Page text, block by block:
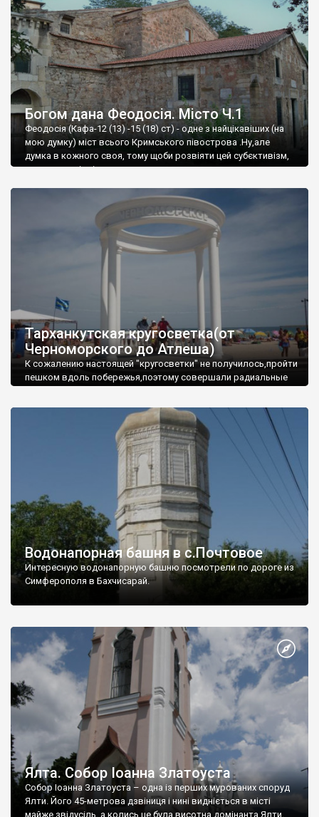
Богом дана Феодосія. Місто Ч.1
Феодосія (Кафа-12 (13) -15 (18) ст) - одне з найцікавіших (на
мою думку) міст всього Кримського півострова .Ну,але
думка в кожного своя, тому щоби розвіяти цей субєктивізм,
запрошую відвідати це
Тарханкутская кругосветка(от
Черноморского до Атлеша)
К сожалению настоящей "кругосветки" не получилось,пройти
пешком вдоль побережья,поэтому совершали радиальные
Водонапорная башня в с.Почтовое
Интересную водонапорную башню посмотрели по дороге из
Симферополя в Бахчисарай.
Ялта. Собор Іоанна Златоуста
Собор Іоанна Златоуста – одна із перших мурованих споруд
Ялти. Його 45-метрова дзвіниця і нині видніється в місті
майже звідусіль, а колись це була висотна домінанта Ялти.